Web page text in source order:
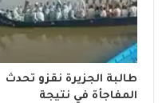
طالبة الجزيرة نقزو تحدث
المفاجأة في نتيجة